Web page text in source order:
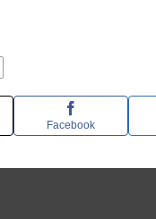
Facebook